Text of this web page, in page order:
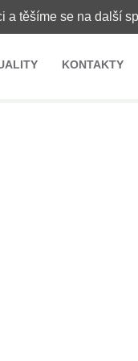
a těšíme se na další
KONTAKTY